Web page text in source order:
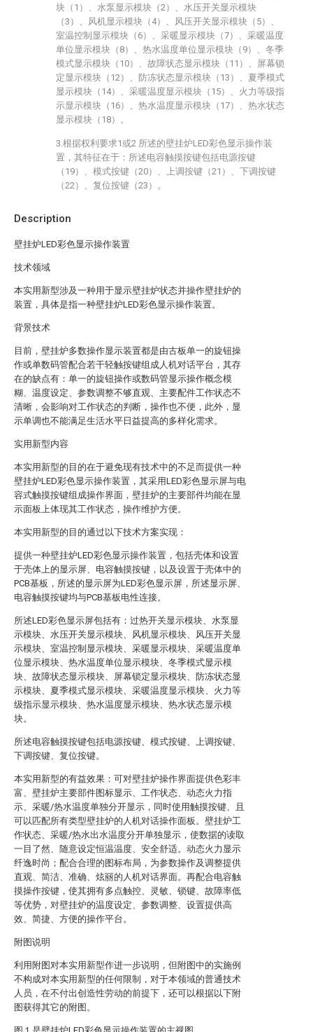
Description
壁挂炉LED彩色显示操作装置
技术领域
本实用新型涉及一种用于显示壁挂炉状态并操作壁挂炉的
装置，具体是指一种壁挂炉LED彩色显示操作装置。
背景技术
目前，壁挂炉多数操作显示装置都是由古板单一的旋钮操
作或单数码管配合若干轻触按键组成人机对话平台，其存
在的缺点有：单一的旋钮操作或数码管显示操作概念模
糊、温度设定、参数调整不够直观、主要配件工作状态不
清晰，会影响对工作状态的判断，操作也不便，此外，显
示单调也不能满足生活水平日益提高的多样化需求。
实用新型内容
本实用新型的目的在于避免现有技术中的不足而提供一种
壁挂炉LED彩色显示操作装置，其采用LED彩色显示屏与电
容式触摸按键组成操作界面，壁挂炉的主要部件均能在显
示面板上体现其工作状态，操作维护方便。
本实用新型的目的通过以下技术方案实现：
提供一种壁挂炉LED彩色显示操作装置，包括壳体和设置
于壳体上的显示屏、电容触摸按键，以及设置于壳体中的
PCB基板，所述的显示屏为LED彩色显示屏，所述显示屏、
电容触摸按键均与PCB基板电性连接。
所述LED彩色显示屏包括有：过热开关显示模块、水泵显
示模块、水压开关显示模块、风机显示模块、风压开关显
示模块、室温控制显示模块、采暖显示模块、采暖温度单
位显示模块、热水温度单位显示模块、冬季模式显示模
块、故障状态显示模块、屏幕锁定显示模块、防冻状态显
示模块、夏季模式显示模块、采暖温度显示模块、火力等
级指示显示模块、热水温度显示模块、热水状态显示模
块。
所述电容触摸按键包括电源按键、模式按键、上调按键、
下调按键、复位按键。
本实用新型的有益效果：可对壁挂炉操作界面提供色彩丰
富、壁挂炉主要部件图标显示、工作状态、动态火力指
示、采暖/热水温度单独分开显示，同时使用触摸按键、且
可以匹配所有类型壁挂炉的人机对话操作面板。壁挂炉工
作状态、采暖/热水出水温度分开单独显示，使数据的读取
一目了然、随意设定恒温温度、安全舒适。动态火力显示
纤逸时尚；配合合理的图标布局，为参数操作及调整提供
直观、简洁、准确、炫丽的人机对话界面。再配合电容触
摸操作按键，使其拥有多点触控、灵敏、锁键、故障率低
等优势，对壁挂炉的温度设定、参数调整、设置提供高
效、简捷、方便的操作平台。
附图说明
利用附图对本实用新型作进一步说明，但附图中的实施例
不构成对本实用新型的任何限制，对于本领域的普通技术
人员，在不付出创造性劳动的前提下，还可以根据以下附
图获得其它的附图。
块（1）、水泵显示模块（2）、水压开关显示模块
（3）、风机显示模块（4）、风压开关显示模块（5）、
室温控制显示模块（6）、采暖显示模块（7）、采暖温度
单位显示模块（8）、热水温度单位显示模块（9）、冬季
模式显示模块（10）、故障状态显示模块（11）、屏幕锁
定显示模块（12）、防冻状态显示模块（13）、夏季模式
显示模块（14）、采暖温度显示模块（15）、火力等级指
示显示模块（16）、热水温度显示模块（17）、热水状态
显示模块（18）。
3.根据权利要求1或2 所述的壁挂炉LED彩色显示操作装
置，其特征在于：所述电容触摸按键包括电源按键
（19）、模式按键（20）、上调按键（21）、下调按键
（22）、复位按键（23）。